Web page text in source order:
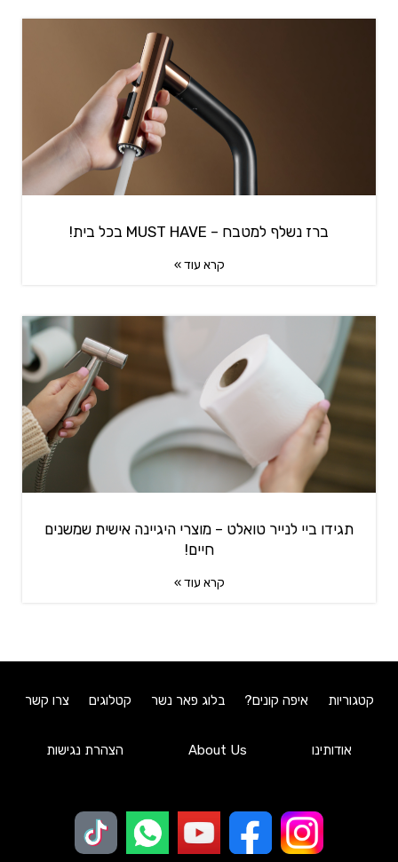
ברז נשלף למטבח – MUST HAVE בכל בית!
קרא עוד »
תגידו ביי לנייר טואלט – מוצרי היגיינה אישית שמשנים
חיים!
קרא עוד »
קטגוריות איפה קונים? בלוג פאר נשר קטלוגים צרו קשר
אודותינו About Us הצהרת נגישות